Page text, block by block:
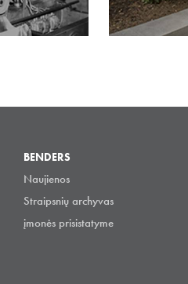
BENDERS
Naujienos
Straipsnių archyvas
įmonės prisistatyme